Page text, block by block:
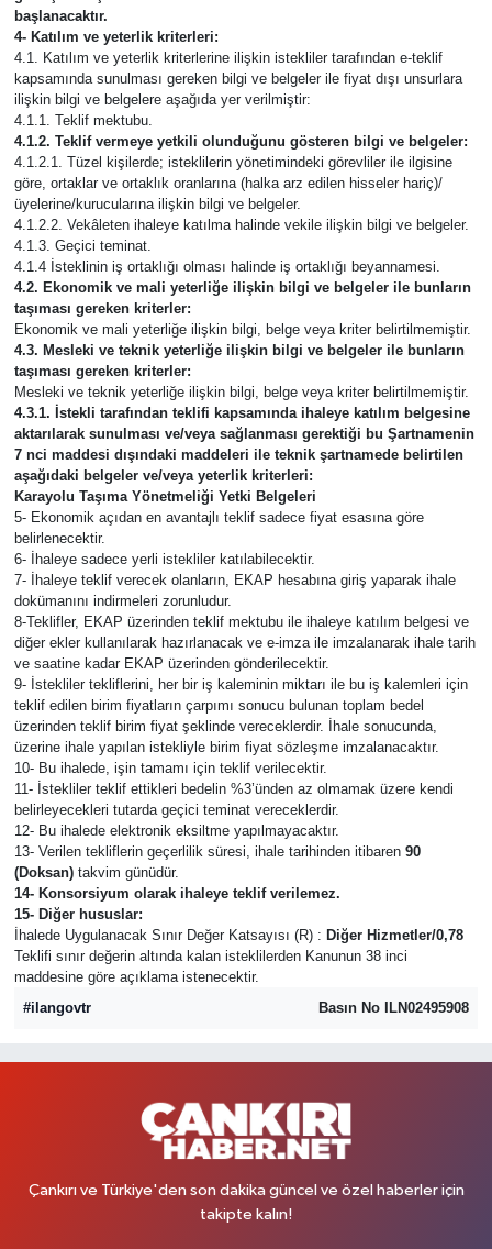
başlanacaktır.
4- Katılım ve yeterlik kriterleri:
4.1. Katılım ve yeterlik kriterlerine ilişkin istekliler tarafından e-teklif
kapsamında sunulması gereken bilgi ve belgeler ile fiyat dışı unsurlara
ilişkin bilgi ve belgelere aşağıda yer verilmiştir:
4.1.1. Teklif mektubu.
4.1.2. Teklif vermeye yetkili olunduğunu gösteren bilgi ve belgeler:
4.1.2.1. Tüzel kişilerde; isteklilerin yönetimindeki görevliler ile ilgisine
göre, ortaklar ve ortaklık oranlarına (halka arz edilen hisseler hariç)/
üyelerine/kurucularına ilişkin bilgi ve belgeler.
4.1.2.2. Vekâleten ihaleye katılma halinde vekile ilişkin bilgi ve belgeler.
4.1.3. Geçici teminat.
4.1.4 İsteklinin iş ortaklığı olması halinde iş ortaklığı beyannamesi.
4.2. Ekonomik ve mali yeterliğe ilişkin bilgi ve belgeler ile bunların
taşıması gereken kriterler:
Ekonomik ve mali yeterliğe ilişkin bilgi, belge veya kriter belirtilmemiştir.
4.3. Mesleki ve teknik yeterliğe ilişkin bilgi ve belgeler ile bunların
taşıması gereken kriterler:
Mesleki ve teknik yeterliğe ilişkin bilgi, belge veya kriter belirtilmemiştir.
4.3.1. İstekli tarafından teklifi kapsamında ihaleye katılım belgesine
aktarılarak sunulması ve/veya sağlanması gerektiği bu Şartnamenin
7 nci maddesi dışındaki maddeleri ile teknik şartnamede belirtilen
aşağıdaki belgeler ve/veya yeterlik kriterleri:
Karayolu Taşıma Yönetmeliği Yetki Belgeleri
5- Ekonomik açıdan en avantajlı teklif sadece fiyat esasına göre
belirlenecektir.
6- İhaleye sadece yerli istekliler katılabilecektir.
7- İhaleye teklif verecek olanların, EKAP hesabına giriş yaparak ihale
dokümanını indirmeleri zorunludur.
8-Teklifler, EKAP üzerinden teklif mektubu ile ihaleye katılım belgesi ve
diğer ekler kullanılarak hazırlanacak ve e-imza ile imzalanarak ihale tarih
ve saatine kadar EKAP üzerinden gönderilecektir.
9- İstekliler tekliflerini, her bir iş kaleminin miktarı ile bu iş kalemleri için
teklif edilen birim fiyatların çarpımı sonucu bulunan toplam bedel
üzerinden teklif birim fiyat şeklinde vereceklerdir. İhale sonucunda,
üzerine ihale yapılan istekliyle birim fiyat sözleşme imzalanacaktır.
10- Bu ihalede, işin tamamı için teklif verilecektir.
11- İstekliler teklif ettikleri bedelin %3’ünden az olmamak üzere kendi
belirleyecekleri tutarda geçici teminat vereceklerdir.
12- Bu ihalede elektronik eksiltme yapılmayacaktır.
13- Verilen tekliflerin geçerlilik süresi, ihale tarihinden itibaren 90
(Doksan)takvim günüdür.
14- Konsorsiyum olarak ihaleye teklif verilemez.
15- Diğer hususlar:
İhalede Uygulanacak Sınır Değer Katsayısı (R) : Diğer Hizmetler/0,78
Teklifi sınır değerin altında kalan isteklilerden Kanunun 38 inci
maddesine göre açıklama istenecektir.
#ilangovtr
Basın No ILN02495908
Çankırı ve Türkiye'den son dakika güncel ve özel haberler için
takipte kalın!